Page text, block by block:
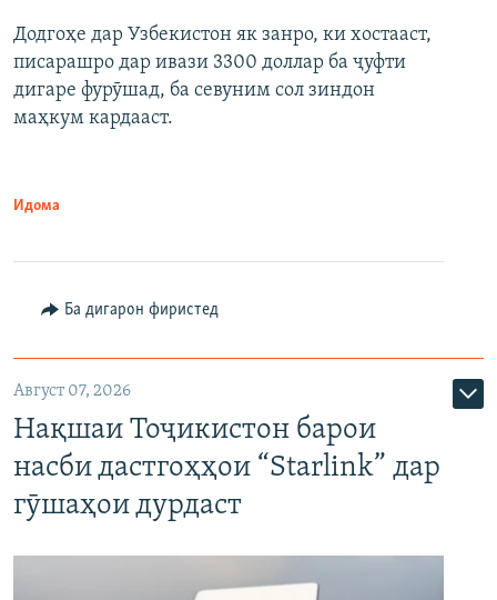
Додгоҳе дар Узбекистон як занро, ки хостааст,
писарашро дар ивази 3300 доллар ба ҷуфти
дигаре фурӯшад, ба севуним сол зиндон
маҳкум кардааст.
Идома
Ба дигарон фиристед
Август 07, 2026
Нақшаи Тоҷикистон барои
насби дастгоҳҳои “Starlink” дар
гӯшаҳои дурдаст